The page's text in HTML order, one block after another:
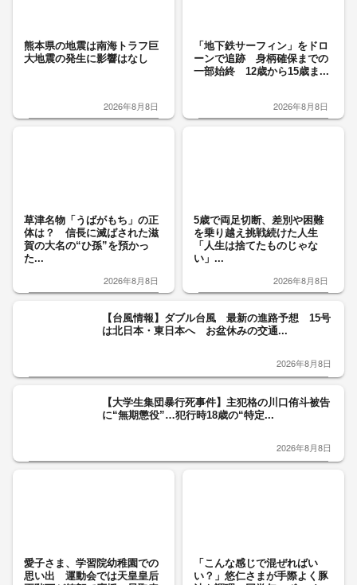
熊本県の地震は南海トラフ巨
大地震の発生に影響はなし
2026年8月8日
「地下鉄サーフィン」をドロ
ーンで追跡 身柄確保までの
一部始終 12歳から15歳ま...
2026年8月8日
草津名物「うばがもち」の正
体は？ 信長に滅ばされた滋
賀の大名の“ひ孫”を預かっ
た...
2026年8月8日
5歳で両足切断、差別や困難
を乗り越え挑戦続けた人生
「人生は捨てたものじゃな
い」...
2026年8月8日
【台風情報】ダブル台風 最新の進路予想 15号
は北日本・東日本へ お盆休みの交通...
2026年8月8日
【大学生集団暴行死事件】主犯格の川口侑斗被告
に“無期懲役”…犯行時18歳の“特定...
2026年8月8日
愛子さま、学習院幼稚園での
思い出 運動会では天皇皇后
「こんな感じで混ぜればい
い？」悠仁さまが手際よく豚